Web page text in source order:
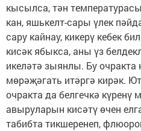
кысылса, тән
кан, яшькелт-сары үлек
сару кайнау, кикерү кебек
кисәк ябыкса, аны үз
икеләтә зыянлы. Бу очракта
мөрәҗәгать итәргә кирәк.
очракта да белгечкә
авыруларын кисәтү өчен
табибта тикшеренеп,